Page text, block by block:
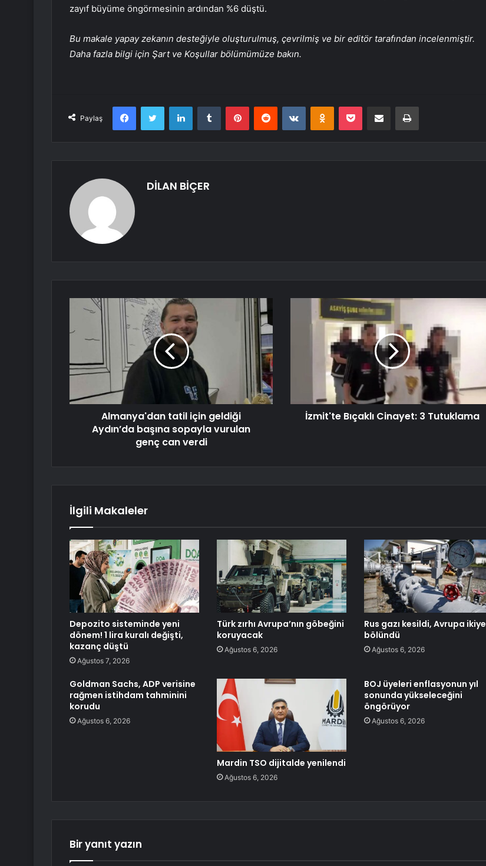
zayıf büyüme öngörmesinin ardından %6 düştü.
Bu makale yapay zekanın desteğiyle oluşturulmuş, çevrilmiş ve bir editör tarafından incelenmiştir.
Daha fazla bilgi için Şart ve Koşullar bölümümüze bakın.
Paylaş
FacebookTwitter LinkedInTumblr PinterestReddit VKontakteOdnoklassniki
Pocket E-Posta ile paylaş Yazdır
DİLAN BİÇER
Almanya'dan tatil için geldiği
Aydın’da başına sopayla vurulan
genç can verdi
İzmit'te Bıçaklı Cinayet: 3 Tutuklama
İlgili Makaleler
Depozito sisteminde yeni
dönem! 1 lira kuralı değişti,
kazanç düştü
Ağustos 7, 2026
Türk zırhı Avrupa’nın göbeğini
koruyacak
Ağustos 6, 2026
Rus gazı kesildi, Avrupa ikiye
bölündü
Ağustos 6, 2026
Goldman Sachs, ADP verisine
rağmen istihdam tahminini
korudu
Ağustos 6, 2026
Mardin TSO dijitalde yenilendi
Ağustos 6, 2026
BOJ üyeleri enflasyonun yıl
sonunda yükseleceğini
öngörüyor
Ağustos 6, 2026
Bir yanıt yazın